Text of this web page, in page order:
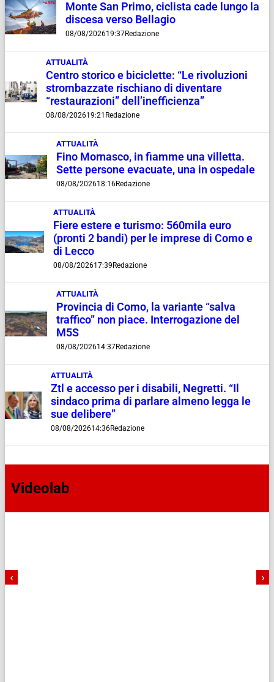
Monte San Primo, ciclista cade lungo la
discesa verso Bellagio
08/08/202619:37Redazione
ATTUALITÀ
Centro storico e biciclette: “Le rivoluzioni
strombazzate rischiano di diventare
“restaurazioni” dell’inefficienza”
08/08/202619:21 Redazione
ATTUALITÀ
Fino Mornasco, in fiamme una villetta.
Sette persone evacuate, una in ospedale
08/08/202618:16Redazione
ATTUALITÀ
Fiere estere e turismo: 560mila euro
(pronti 2 bandi) per le imprese di Como e
di Lecco
08/08/202617:39 Redazione
ATTUALITÀ
Provincia di Como, la variante “salva
traffico” non piace. Interrogazione del
M5S
08/08/202614:37Redazione
ATTUALITÀ
Ztl e accesso per i disabili, Negretti. “Il
sindaco prima di parlare almeno legga le
sue delibere”
08/08/202614:36Redazione
Videolab
‹ ›